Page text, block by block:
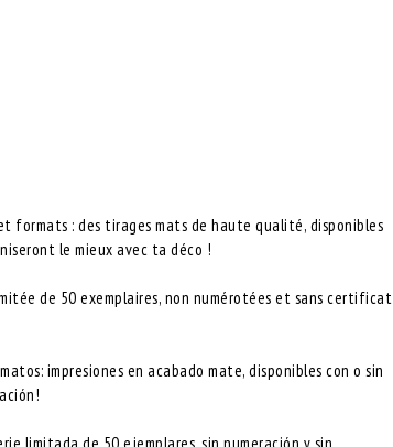
: des tirages mats de haute qualité, disponibles
le mieux avec ta déco !
de 50 exemplaires, non numérotées et sans certificat
impresiones en acabado mate, disponibles con o sin